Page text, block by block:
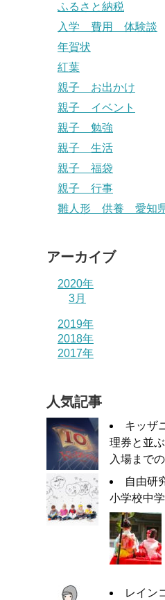
ふるさと納税
入学 費用 体験談
年賀状
紅葉
親子 お出かけ
親子 イベント
親子 勉強
親子 生活
親子 福袋
親子 行事
雛人形 供養 愛知
アーカイブ
2020年
3月
2019年
2018年
2017年
人気記事
キッザ
理券と並
入場まで
自由研
小学校中
レイン